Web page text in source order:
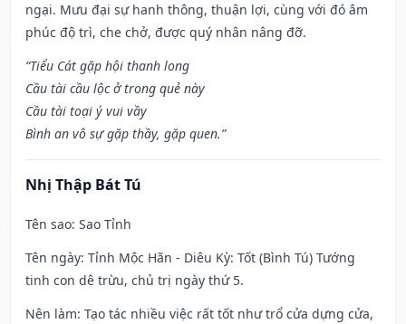
ngại. Mưu đại sự hanh thông, thuận lợi, cùng với đó âm
phúc độ trì, che chở, được quý nhân nâng đỡ.
“Tiểu Cát gặp hội thanh long
Cầu tài cầu lộc ở trong quẻ này
Cầu tài toại ý vui vầy
Bình an vô sự gặp thầy, gặp quen.”
Nhị Thập Bát Tú
Tên sao: Sao Tỉnh
Tên ngày: Tỉnh Mộc Hãn - Diêu Kỳ: Tốt (Bình Tú) Tướng
tinh con dê trừu, chủ trị ngày thứ 5.
Nên làm: Tạo tác nhiều việc rất tốt như trổ cửa dựng cửa,